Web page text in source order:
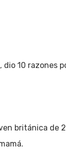
dio 10 razones
británica de